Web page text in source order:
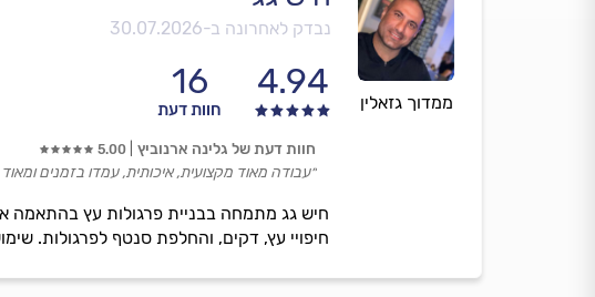
ממדוך גזאלין
נבדק לאחרונה ב-30.07.2026
4.94
16
חוות דעת
חיש גג מתמחה בבניית פרגולות עץ בהתאמה
חיפויי עץ, דקים, והחלפת סנטף לפרגולות.
חוות דעת של גלינה ארנוביץ 5.00
״עבודה מאוד מקצועית, איכותית, עמדו בזמנים